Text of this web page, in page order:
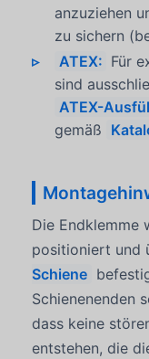
anzuziehen
zu sichern
ATEX: Für
sind
ATEX-
gemäß
Die Endklemme
positioniert und
Schiene
Schienenenden
dass keine
entstehen, die